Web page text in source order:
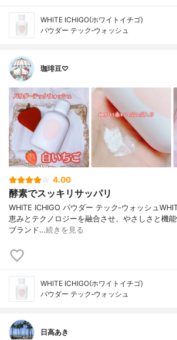
WHITE ICHIGO(ホワイトイチゴ)
パウダー テック‐ウォッシュ
珈琲豆♡
4.00
酵素でスッキリサッパリ
WHITE ICHIGO パウダー テック‐ウォッシュ
恵みとテクノロジーを融合させ、やさしさと機
ブランド…続きを見る
WHITE ICHIGO(ホワイトイチゴ)
パウダー テック‐ウォッシュ
日高あき